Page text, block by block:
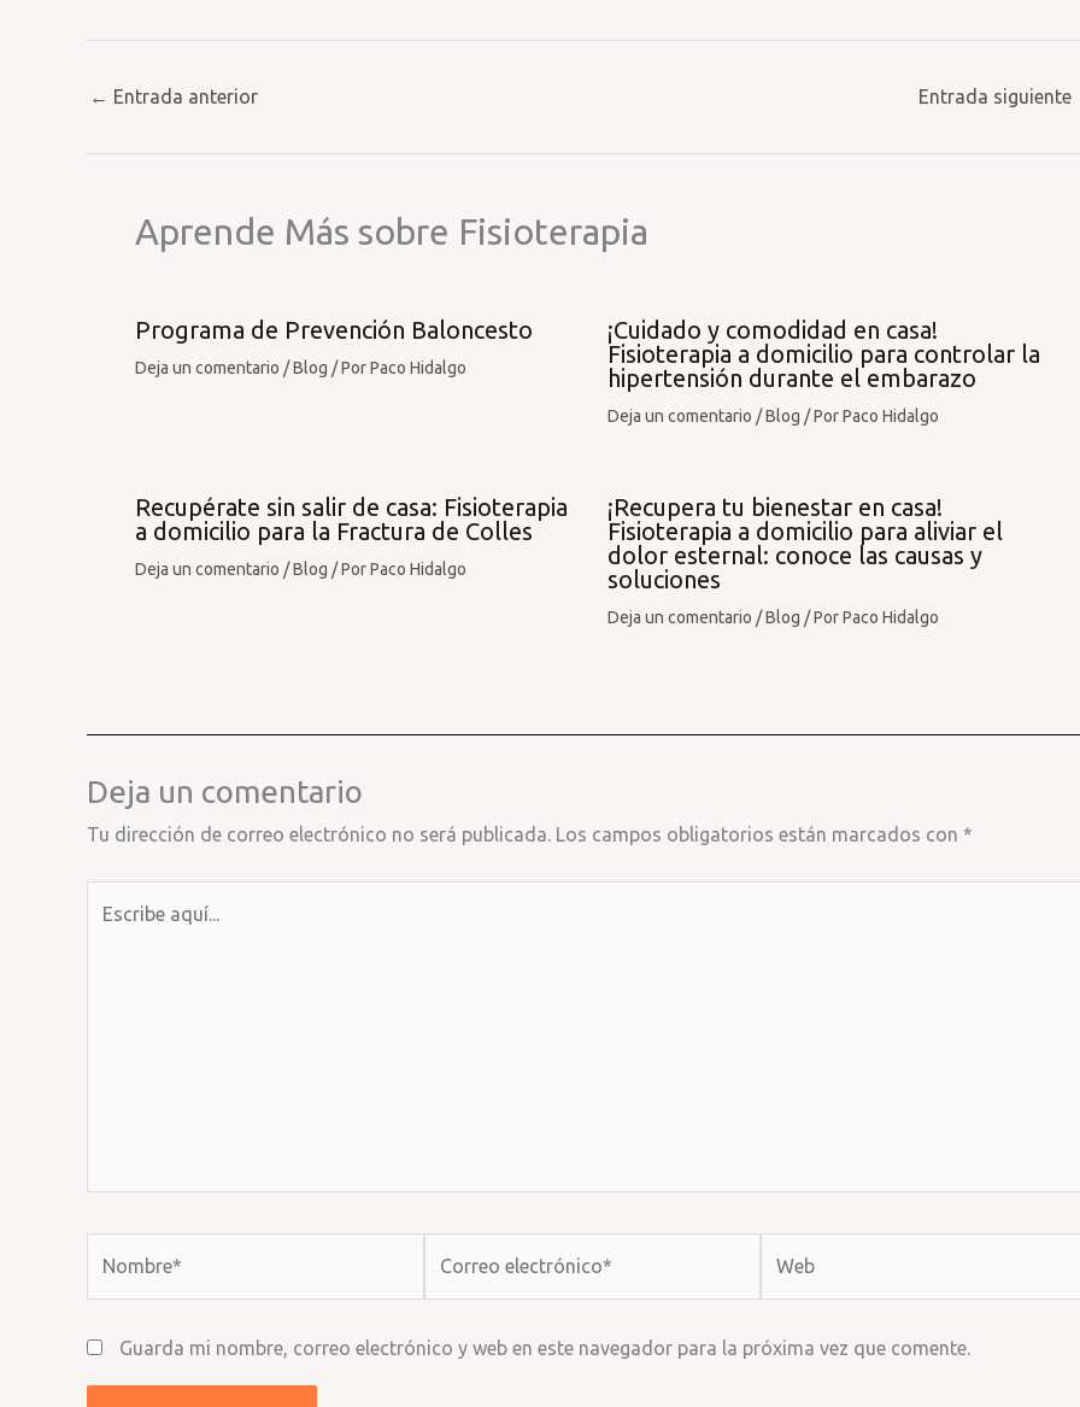
← Entrada anterior Entrada siguiente
Aprende Más sobre Fisioterapia
Programa de Prevención Baloncesto
Deja un comentario /Blog / PorPaco Hidalgo
¡Cuidado y comodidad en casa!
Fisioterapia a domicilio para controlar la
hipertensión durante el embarazo
Deja un comentario /Blog / PorPaco Hidalgo
Recupérate sin salir de casa: Fisioterapia
a domicilio para la Fractura de Colles
Deja un comentario /Blog / PorPaco Hidalgo
¡Recupera tu bienestar en casa!
Fisioterapia a domicilio para aliviar el
dolor esternal: conoce las causas y
soluciones
Deja un comentario /Blog / PorPaco Hidalgo
Deja un comentario
Tu dirección de correo electrónico no será publicada. Los campos obligatorios están marcados con *
Guarda mi nombre, correo electrónico y web en este navegador para la próxima vez que comente.